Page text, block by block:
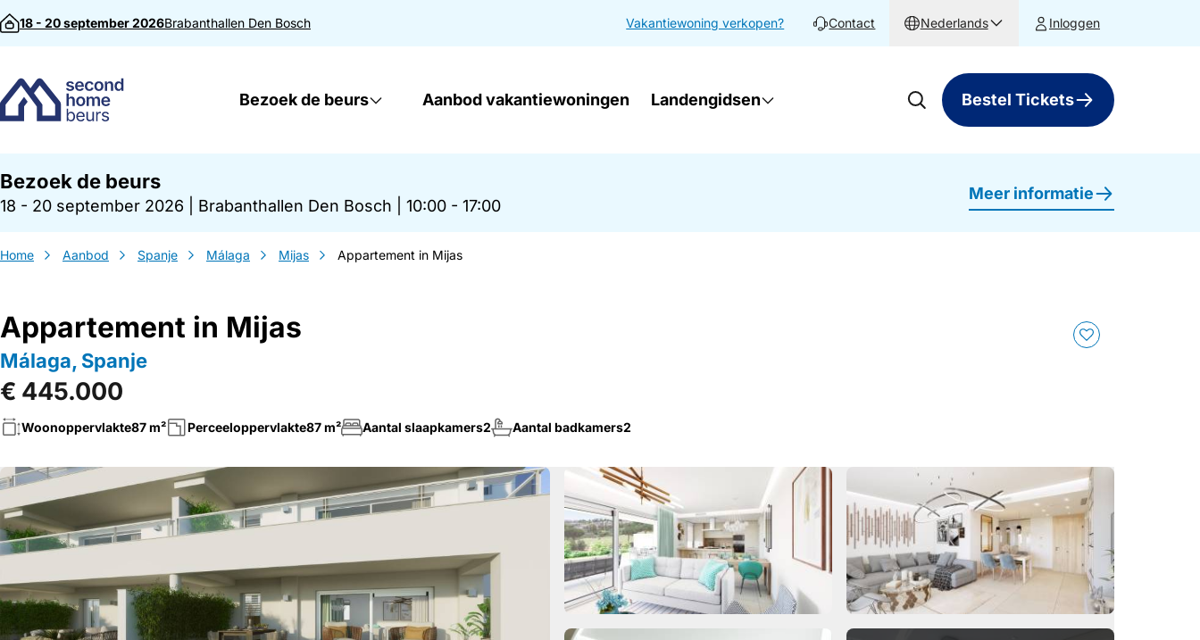
Direct naar inhoud
18 - 20 september 2026Brabanthallen Den Bosch Vakantiewoning verkopen? Contact Nederlands Inloggen
Bezoek de beurs Aanbod vakantiewoningen Landengidsen Bestel Tickets
Bezoek de beurs
18 - 20 september 2026 Brabanthallen Den Bosch 10:00 - 17:00
Meer informatie
Home Aanbod Spanje Málaga Mijas Appartement in Mijas
Appartement in Mijas
Málaga, Spanje
€ 445.000
Woonoppervlakte87 m² Perceeloppervlakte87 m² Aantal slaapkamers2 Aantal badkamers2